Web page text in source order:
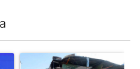
título "Javier Milei celebra la
Un artículo de tendencia con